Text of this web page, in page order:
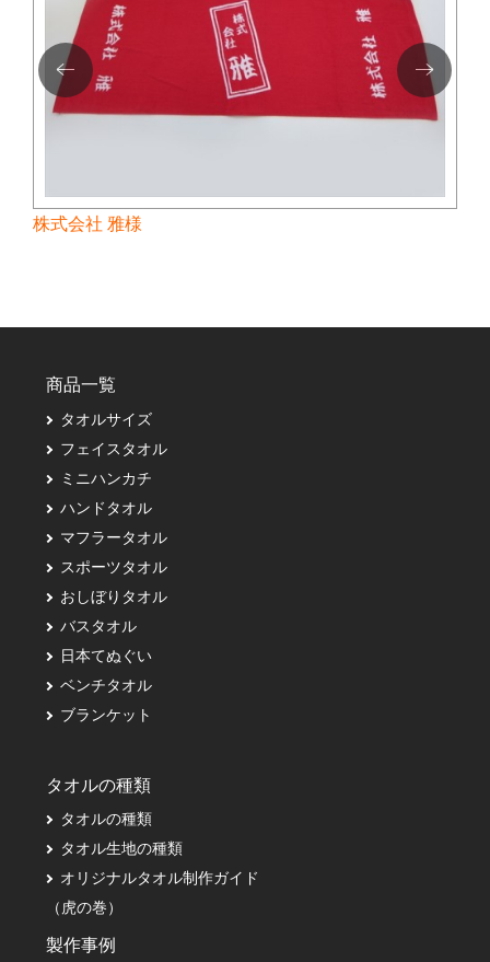
株式会社 雅様
商品一覧
タオルサイズ
フェイスタオル
ミニハンカチ
ハンドタオル
マフラータオル
スポーツタオル
おしぼりタオル
バスタオル
日本てぬぐい
ベンチタオル
ブランケット
タオルの種類
タオルの種類
タオル生地の種類
オリジナルタオル制作ガイド
（虎の巻）
製作事例